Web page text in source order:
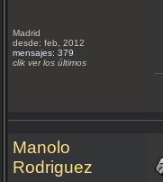
Madrid
desde: feb, 2012
mensajes: 379
clik ver los últimos
Manolo
Rodriguez